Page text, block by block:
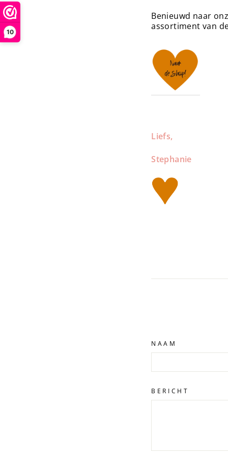
10
Benieuwd naar
assortiment van
Liefs,
Stephanie
NAAM
BERICHT